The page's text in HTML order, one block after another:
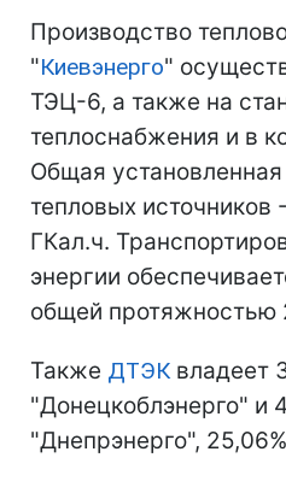
Производство
"Киевэнерго"
ТЭЦ-6, а также на
теплоснабжения и в
Общая
тепловых источников
ГКал.ч.
энергии
общей протяжностью
Также ДТЭКвладеет
"Донецкоблэнерго" и
"Днепрэнерго",